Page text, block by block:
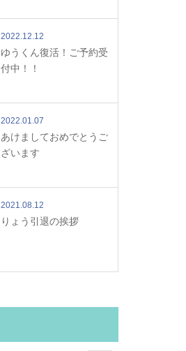
2022.12.12
ゆうくん復活！ご予約受
付中！！
2022.01.07
あけましておめでとうご
ざいます
2021.08.12
りょう引退の挨拶